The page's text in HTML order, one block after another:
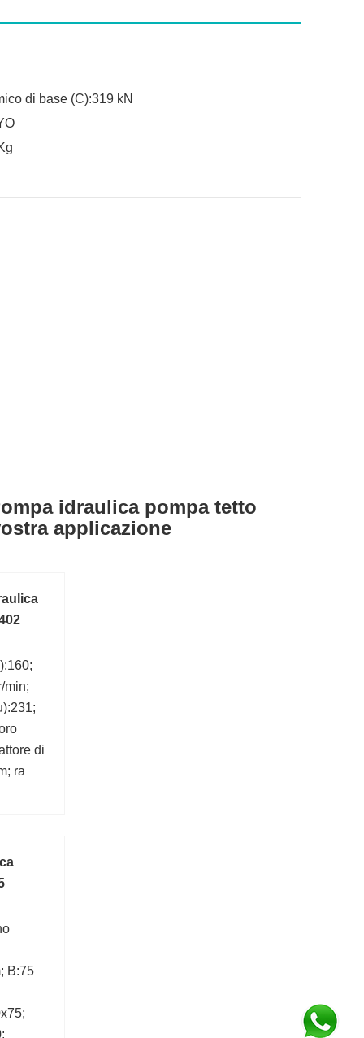
di base (C):319 kN
idraulica pompa tetto
applicazione
min;
di
ra
B:75